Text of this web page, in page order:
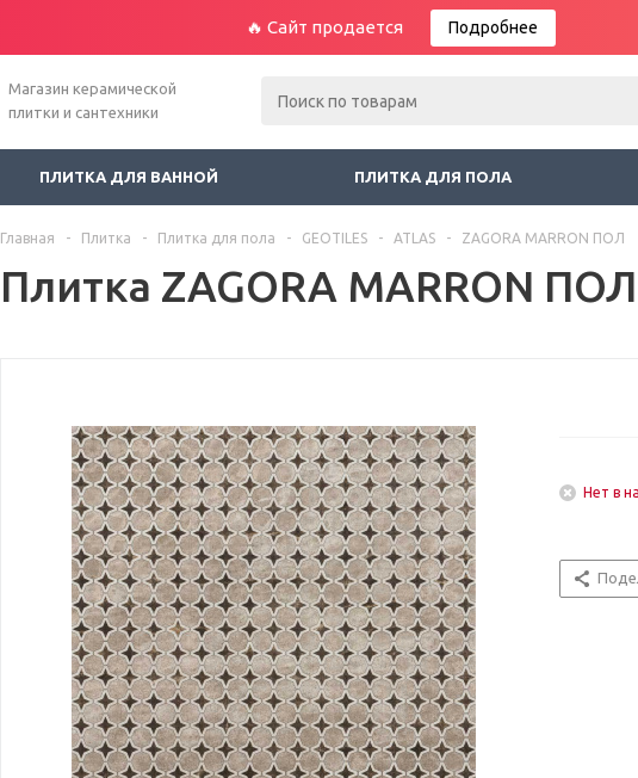
🔥 Сайт продается Подробнее
Магазин керамической
плитки и сантехники
ПЛИТКА ДЛЯ ВАННОЙ ПЛИТКА ДЛЯ ПОЛА
Главная - Плитка - Плитка для пола - GEOTILES - ATLAS - ZAGORA MARRON ПОЛ
Плитка ZAGORA MARRON ПОЛ
Нет в